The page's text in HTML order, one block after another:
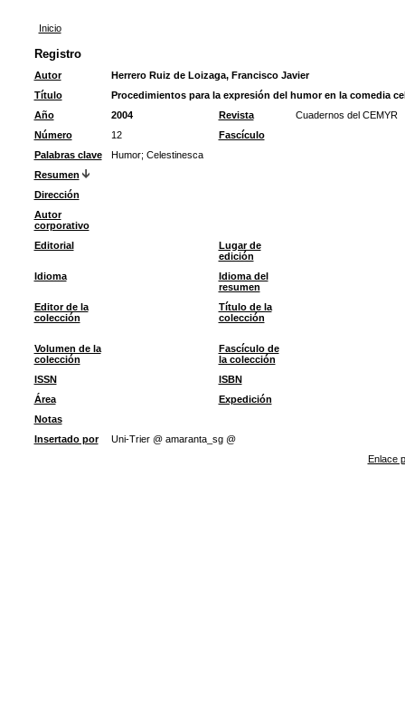
Inicio
Registro
Autor
Herrero Ruiz de Loizaga, Francisco Javier
Título
Procedimientos para la expresión del humor en la comedia
Año
2004 Revista
Cuadernos del CEMYR
Número
12
Fascículo
Palabras clave
Humor; Celestinesca
Resumen
Dirección
Autor
corporativo
Editorial
Lugar de
edición
Idioma
Idioma del
resumen
Editor de la
colección
Título de la
colección
Volumen de la
colección
Fascículo de
la colección
ISSN
ISBN
Área
Expedición
Notas
Insertado por
Uni-Trier @ amaranta_sg @
Enlace